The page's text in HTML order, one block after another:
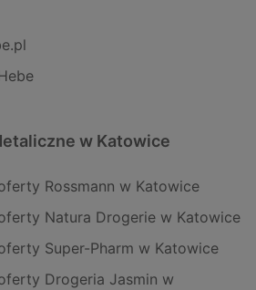
w Katowice
Rossmann w Katowice
Natura Drogerie w Katowice
Super-Pharm w Katowice
Drogeria Jasmin w